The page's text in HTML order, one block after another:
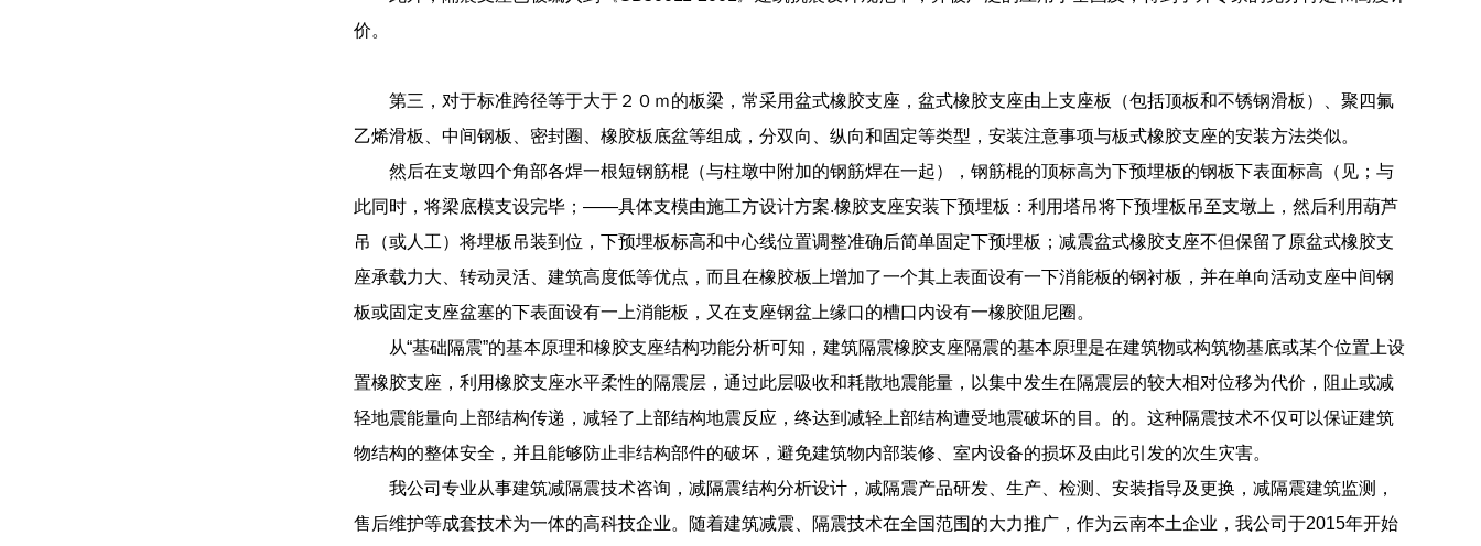
价。
第三，对于标准跨径等于大于２０ｍ的板梁，常采用盆式橡胶支座，盆式橡胶支座由上支座板（包括顶板和不锈钢滑板）、聚四氟
乙烯滑板、中间钢板、密封圈、橡胶板底盆等组成，分双向、纵向和固定等类型，安装注意事项与板式橡胶支座的安装方法类似。
然后在支墩四个角部各焊一根短钢筋棍（与柱墩中附加的钢筋焊在一起），钢筋棍的顶标高为下预埋板的钢板下表面标高（见；与
此同时，将梁底模支设完毕；——具体支模由施工方设计方案.橡胶支座安装下预埋板：利用塔吊将下预埋板吊至支墩上，然后利用葫芦
吊（或人工）将埋板吊装到位，下预埋板标高和中心线位置调整准确后简单固定下预埋板；减震盆式橡胶支座不但保留了原盆式橡胶支
座承载力大、转动灵活、建筑高度低等优点，而且在橡胶板上增加了一个其上表面设有一下消能板的钢衬板，并在单向活动支座中间钢
板或固定支座盆塞的下表面设有一上消能板，又在支座钢盆上缘口的槽口内设有一橡胶阻尼圈。
从“基础隔震”的基本原理和橡胶支座结构功能分析可知，建筑隔震橡胶支座隔震的基本原理是在建筑物或构筑物基底或某个位置上设
置橡胶支座，利用橡胶支座水平柔性的隔震层，通过此层吸收和耗散地震能量，以集中发生在隔震层的较大相对位移为代价，阻止或减
轻地震能量向上部结构传递，减轻了上部结构地震反应，终达到减轻上部结构遭受地震破坏的目。的。这种隔震技术不仅可以保证建筑
物结构的整体安全，并且能够防止非结构部件的破坏，避免建筑物内部装修、室内设备的损坏及由此引发的次生灾害。
我公司专业从事建筑减隔震技术咨询，减隔震结构分析设计，减隔震产品研发、生产、检测、安装指导及更换，减隔震建筑监测，
售后维护等成套技术为一体的高科技企业。随着建筑减震、隔震技术在全国范围的大力推广，作为云南本土企业，我公司于2015年开始